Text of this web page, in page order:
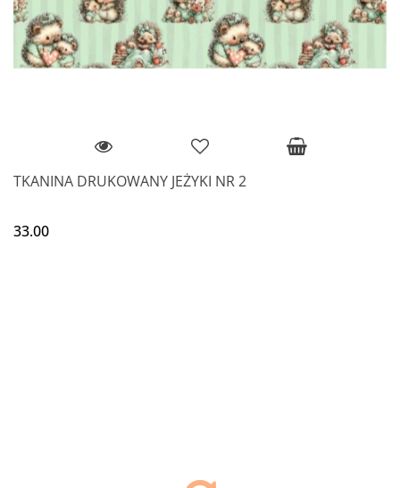
TKANINA DRUKOWANY JEŻYKI NR 2
33.00